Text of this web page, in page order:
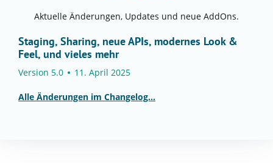
Aktuelle Änderungen, Updates und neue AddOns.
Staging, Sharing, neue APIs, modernes Look &
Feel, und vieles mehr
Version 5.0 11. April 2025
Alle Änderungen im Changelog…